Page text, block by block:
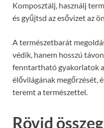
Komposztálj, használj
és gyűjtsd az esővizet az
A természetbarát
védik, hanem hosszú
fenntartható gyakorlatok
élővilágának megőrzését,
teremt a természettel.
Rövid